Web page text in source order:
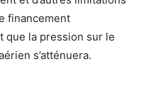
financement
que la pression sur le
s’atténuera.